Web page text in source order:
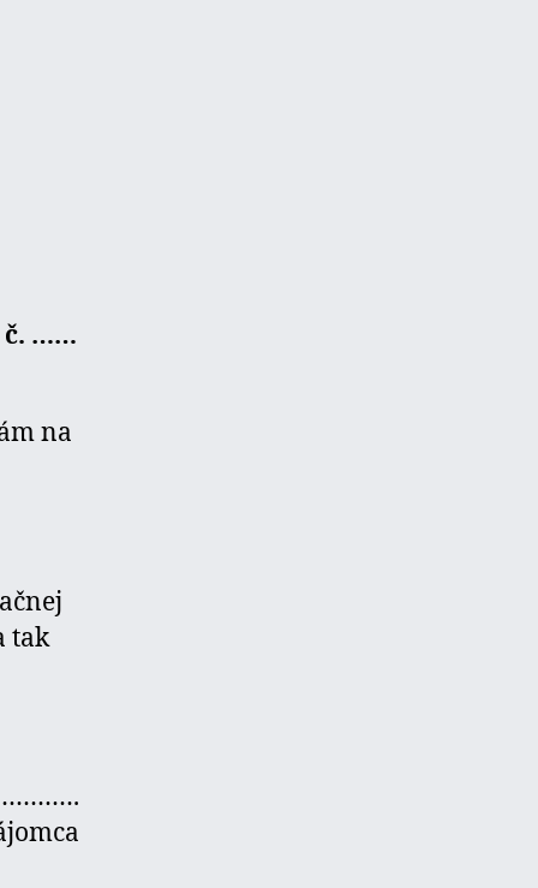
č. ……
na
tak